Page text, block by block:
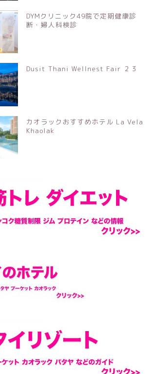
DYMクリニック49院で定期健康診
断・婦人科検診
Dusit Thani Wellnest Fair ２３
カオラックおすすめホテル La Vela
Khaolak